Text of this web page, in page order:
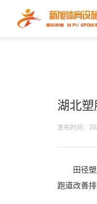
湖北
发布时间：
田径
跑道改善